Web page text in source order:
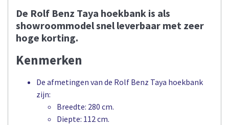
De Rolf Benz Taya hoekbank is als
showroommodel snel leverbaar met zeer
hoge korting.
Kenmerken
De afmetingen van de Rolf Benz Taya hoekbank
zijn:
Breedte: 280 cm.
Diepte: 112 cm.